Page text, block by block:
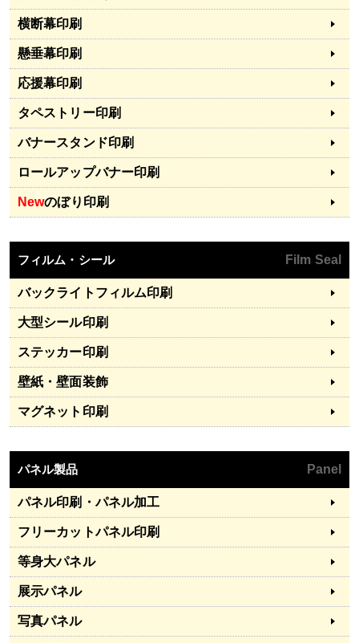
横断幕印刷
懸垂幕印刷
応援幕印刷
タペストリー印刷
バナースタンド印刷
ロールアップバナー印刷
Newのぼり印刷
フィルム・シール Film Seal
バックライトフィルム印刷
大型シール印刷
ステッカー印刷
壁紙・壁面装飾
マグネット印刷
パネル製品 Panel
パネル印刷・パネル加工
フリーカットパネル印刷
等身大パネル
展示パネル
写真パネル